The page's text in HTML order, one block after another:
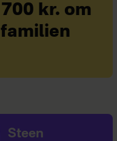
kr. om
Steen